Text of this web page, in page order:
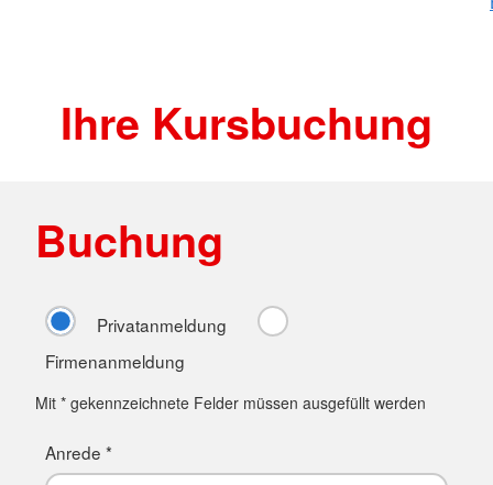
Ihre Kursbuchung
Buchung
Privatanmeldung
Firmenanmeldung
Mit * gekennzeichnete Felder müssen ausgefüllt werden
Anrede *